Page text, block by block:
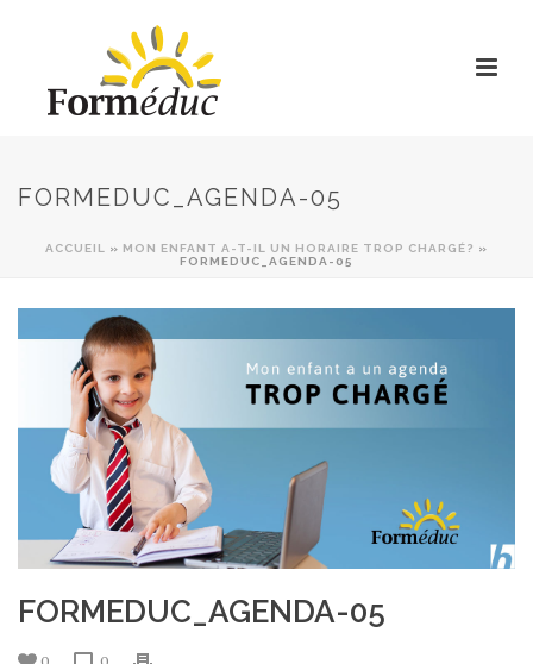
FORMEDUC_AGENDA-05
ACCUEIL » MON ENFANT A-T-IL UN HORAIRE TROP CHARGÉ? »
FORMEDUC_AGENDA-05
FORMEDUC_AGENDA-05